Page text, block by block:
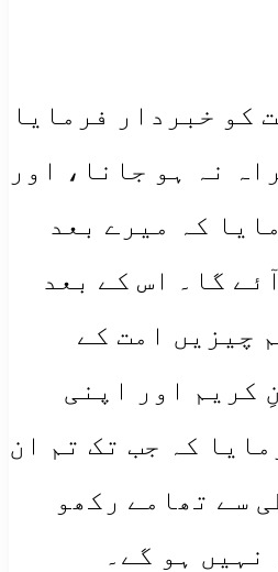
کو خبردار فرمایا
نہ ہو جانا، اور
کہ میرے بعد
گا۔ اس کے بعد
چیزیں امت کے
کریم اور اپنی
کہ جب تک تم ان
سے تھامے رکھو
ہو گے۔